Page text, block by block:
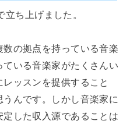
立ち上げました。
の拠点を持っている音楽
いる音楽家がたくさんい
ッスンを提供すること
んです。しかし音楽家に
した収入源であることは